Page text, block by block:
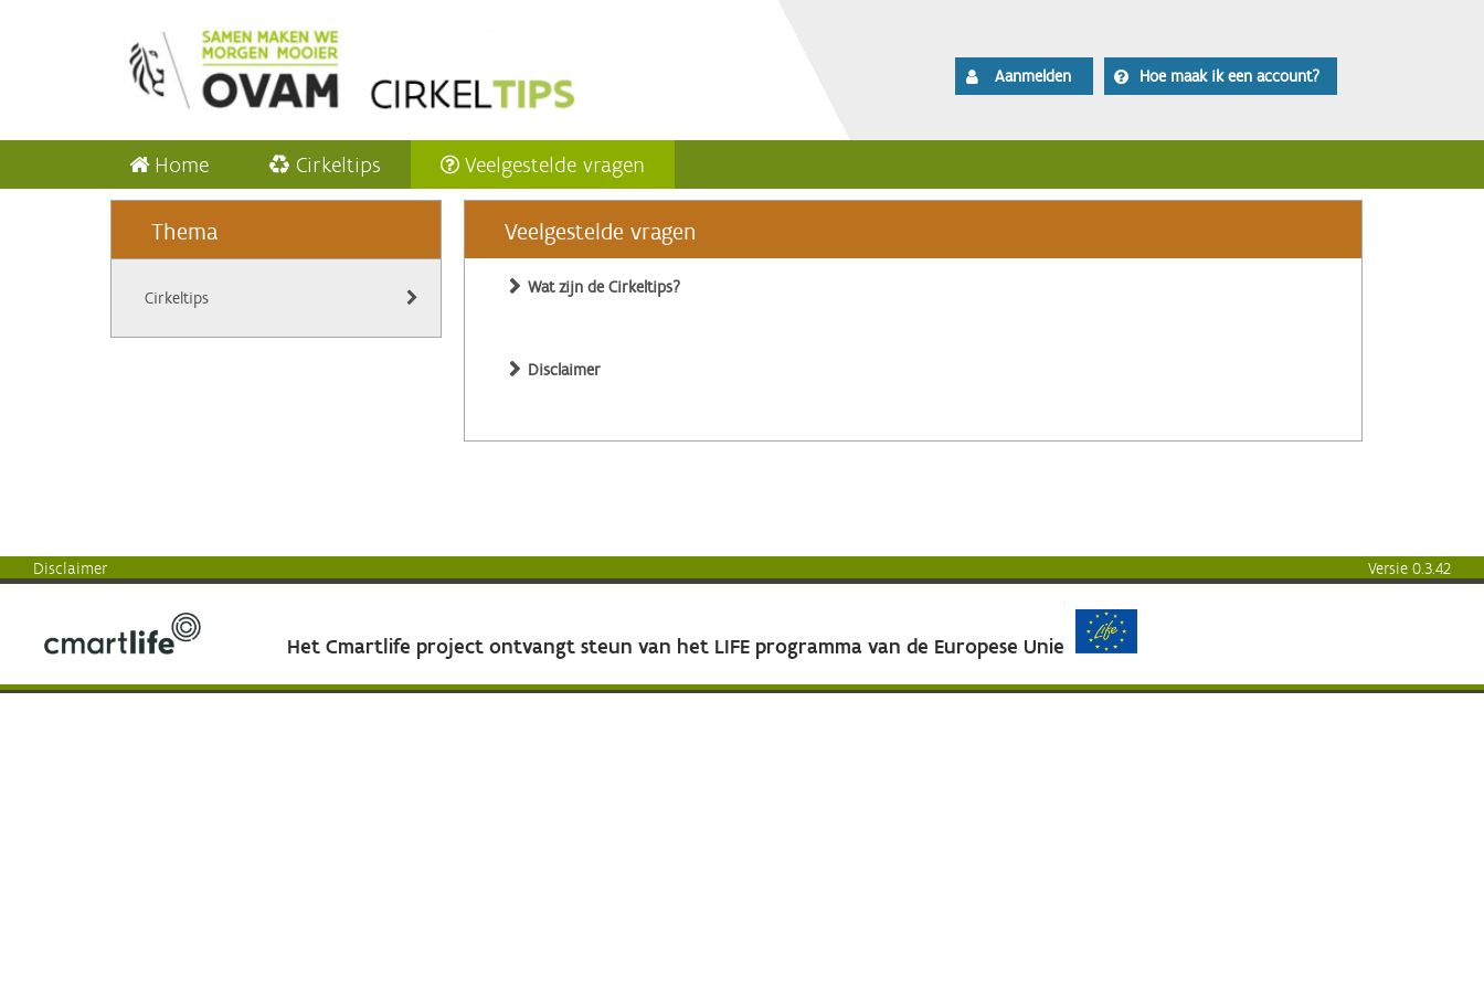
Aanmelden Hoe maak ik een account?
Home Cirkeltips Veelgestelde vragen
Thema
Cirkeltips
Veelgestelde vragen
Wat zijn de Cirkeltips?
Disclaimer
Disclaimer Versie 0.3.42
Het Cmartlife project ontvangt steun van het LIFE programma van de Europese Unie